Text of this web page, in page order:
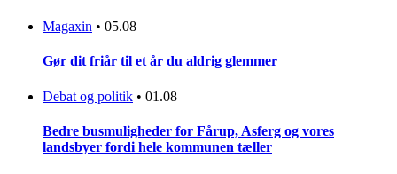
Magaxin • 05.08
Gør dit friår til et år du aldrig glemmer
Debat og politik • 01.08
Bedre busmuligheder for Fårup, Asferg og vores
landsbyer fordi hele kommunen tæller